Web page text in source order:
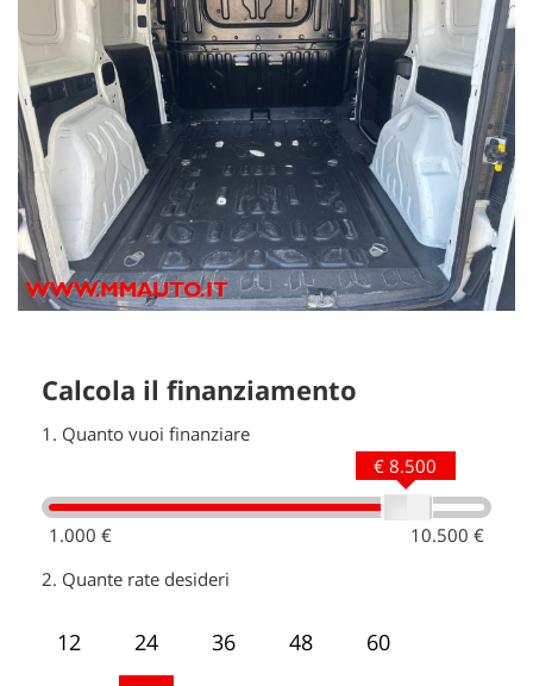
Calcola il finanziamento
1. Quanto vuoi finanziare
1.000 € 10.500 €
€ 8.500
2. Quante rate desideri
12 24 36 48 60